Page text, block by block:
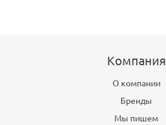
Компания
О компании
Бренды
Мы пишем